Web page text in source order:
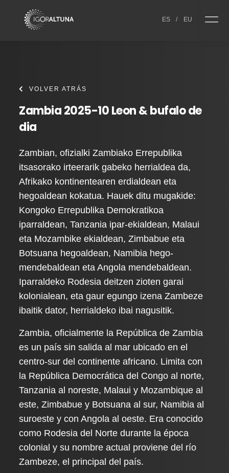
ES / EU
VOLVER ATRÁS
Zambia 2025-10 Leon & bufalo de
dia
Zambian, ofizialki Zambiako Errepublika
itsasorako irteerarik gabeko herrialdea da,
Afrikako kontinentearen erdialdean eta
hegoaldean kokatua. Hauek ditu mugakide:
Kongoko Errepublika Demokratikoa
iparraldean, Tanzania ipar-ekialdean, Malaui
eta Mozambike ekialdean, Zimbabue eta
Botsuana hegoaldean, Namibia hego-
mendebaldean eta Angola mendebaldean.
Iparraldeko Rodesia deitzen zioten garai
kolonialean, eta gaur egungo izena Zambeze
ibaitik dator, herrialdeko ibai nagusitik.
Zambia, oficialmente la República de Zambia
es un país sin salida al mar ubicado en el
centro-sur del continente africano. Limita con
la República Democrática del Congo al norte,
Tanzania al noreste, Malaui y Mozambique al
este, Zimbabue y Botsuana al sur, Namibia al
suroeste y con Angola al oeste. Era conocido
como Rodesia del Norte durante la época
colonial y su nombre actual proviene del río
Zambeze, el principal del país.